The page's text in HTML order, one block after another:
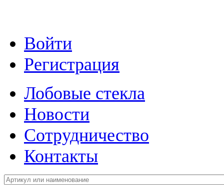
Войти
Регистрация
Лобовые стекла
Новости
Сотрудничество
Контакты